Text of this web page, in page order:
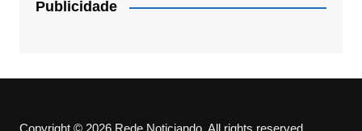
Publicidade